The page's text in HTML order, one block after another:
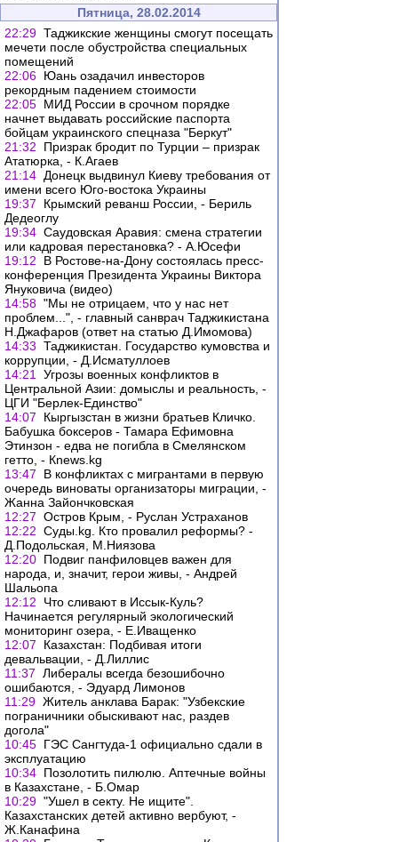
Пятница, 28.02.2014
22:29 Таджикские женщины смогут посещать
мечети после обустройства специальных
помещений
22:06 Юань озадачил инвесторов
рекордным падением стоимости
22:05 МИД России в срочном порядке
начнет выдавать российские паспорта
бойцам украинского спецназа "Беркут"
21:32
Призрак бродит по Турции – призрак
Ататюрка, - К.Агаев
21:14 Донецк выдвинул Киеву требования от
имени всего Юго-востока Украины
19:37
Крымский реванш России, - Бериль
Дедеоглу
19:34 Саудовская Аравия: смена стратегии
или кадровая перестановка? - А.Юсефи
19:12
В Ростове-на-Дону состоялась пресс-
конференция Президента Украины Виктора
Януковича (видео)
14:58 "Мы не отрицаем, что у нас нет
проблем...", - главный санврач Таджикистана
Н.Джафаров (ответ на статью Д.Имомова)
14:33 Таджикистан. Государство кумовства и
коррупции, - Д.Исматуллоев
14:21
Угрозы военных конфликтов в
Центральной Азии: домыслы и реальность, -
ЦГИ "Берлек-Единство"
14:07
Кыргызстан в жизни братьев Кличко.
Бабушка боксеров - Тамара Ефимовна
Этинзон - едва не погибла в Смелянском
гетто, - Кnews.kg
13:47
В конфликтах с мигрантами в первую
очередь виноваты организаторы миграции, -
Жанна Зайончковская
12:27 Остров Крым, - Руслан Устраханов
12:22 Суды.kg. Кто провалил реформы? -
Д.Подольская, М.Ниязова
12:20 Подвиг панфиловцев важен для
народа, и, значит, герои живы, - Андрей
Шальопа
12:12
Что сливают в Иссык-Куль?
Начинается регулярный экологический
мониторинг озера, - Е.Иващенко
12:07
Казахстан: Подбивая итоги
девальвации, - Д.Лиллис
11:37 Либералы всегда безошибочно
ошибаются, - Эдуард Лимонов
11:29 Житель анклава Барак: "Узбекские
пограничники обыскивают нас, раздев
догола"
10:45 ГЭС Сангтуда-1 официально сдали в
эксплуатацию
10:34 Позолотить пилюлю. Аптечные войны
в Казахстане, - Б.Омар
10:29 "Ушел в секту. Не ищите".
Казахстанских детей активно вербуют, -
Ж.Канафина